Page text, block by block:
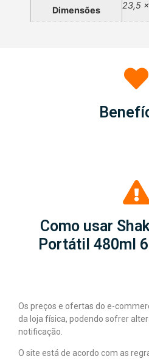
Dimensões 23,5
Como usar
Portátil 480ml
Os preços e ofertas do e-
da loja física, podendo sofrer
notificação.
O site está de acordo com as